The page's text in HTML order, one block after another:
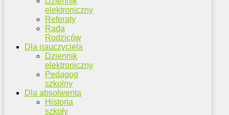
elektroniczny
Referaty
Rada
Rodziców
Dla nauczyciela
Dziennik
elektroniczny
Pedagog
szkolny
Dla absolwenta
Historia
szkoły